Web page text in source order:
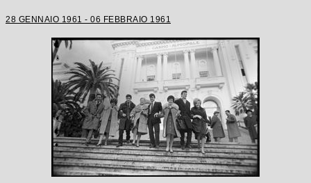
28 GENNAIO 1961 - 06 FEBBRAIO 1961